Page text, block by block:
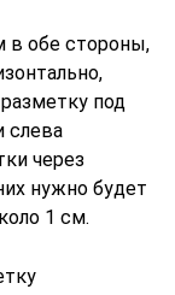
в обе стороны,
под
слева
через
нужно будет
1 см.